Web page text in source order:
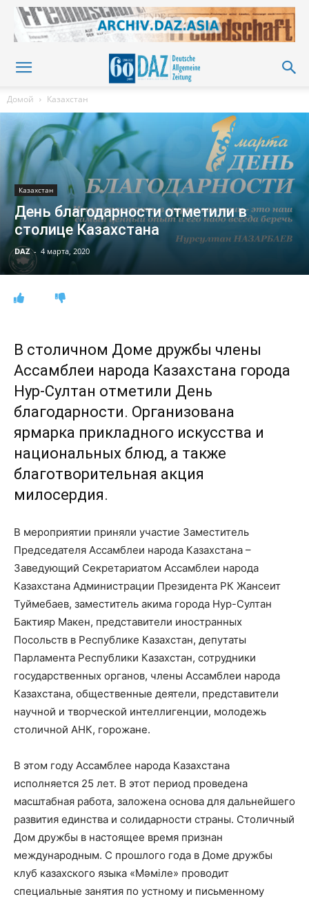
Домой Казахстан
Казахстан
День благодарности отметили в
столице Казахстана
DAZ - 4 марта, 2020
В столичном Доме дружбы члены
Ассамблеи народа Казахстана города
Нур-Султан отметили День
благодарности. Организована
ярмарка прикладного искусства и
национальных блюд, а также
благотворительная акция
милосердия.
В мероприятии приняли участие Заместитель
Председателя Ассамблеи народа Казахстана –
Заведующий Секретариатом Ассамблеи народа
Казахстана Администрации Президента РК Жансеит
Туймебаев, заместитель акима города Нур-Султан
Бактияр Макен, представители иностранных
Посольств в Республике Казахстан, депутаты
Парламента Республики Казахстан, сотрудники
государственных органов, члены Ассамблеи народа
Казахстана, общественные деятели, представители
научной и творческой интеллигенции, молодежь
столичной АНК, горожане.
В этом году Ассамблее народа Казахстана
исполняется 25 лет. В этот период проведена
масштабная работа, заложена основа для дальнейшего
развития единства и солидарности страны. Столичный
Дом дружбы в настоящее время признан
международным. С прошлого года в Доме дружбы
клуб казахского языка «Мәміле» проводит
специальные занятия по устному и письменному